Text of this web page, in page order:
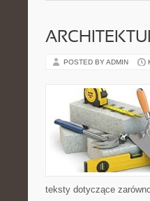
POSTED BY ADMIN
teksty dotyczące